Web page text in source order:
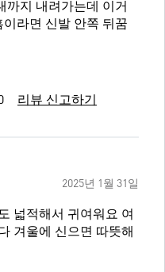
까지 내려가는데 이거
라면 신발 안쪽 뒤꿈
리뷰 신고하기
2025년 1월 31일
넓적해서 귀여워요 여
겨울에 신으면 따뜻해